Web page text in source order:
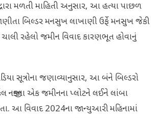
મળતી માહિતી અનુસાર, આ હત્યા પાછળ
બિલ્ડર મનસુખ લાખાણી ઉર્ફે મનસુખ જેકી
રહેલો જમીન વિવાદ કારણભૂત હોવાનું
સૂત્રોના જણાવ્યાનુસાર, આ બંને બિલ્ડરો
નજીકના એક જમીનના પ્લોટને લઈને લાંબા
આ વિવાદ 2024ના જાન્યુઆરી મહિનામાં